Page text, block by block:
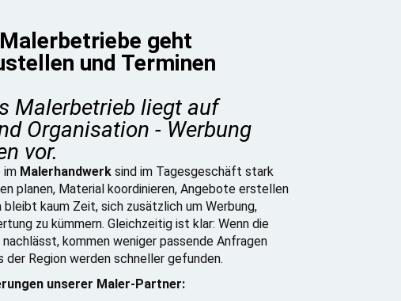
Malerbetriebe geht
und Terminen
Malerbetrieb liegt auf
Organisation - Werbung
vor.
im Malerhandwerk sind im Tagesgeschäft stark
planen, Material koordinieren, Angebote erstellen
bleibt kaum Zeit, sich zusätzlich um Werbung,
zu kümmern. Gleichzeitig ist klar: Wenn die
kommen weniger passende Anfragen
der Region werden schneller gefunden.
unserer Maler-Partner: